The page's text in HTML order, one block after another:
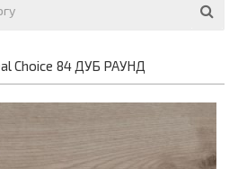
Choice 84 ДУБ РАУНД